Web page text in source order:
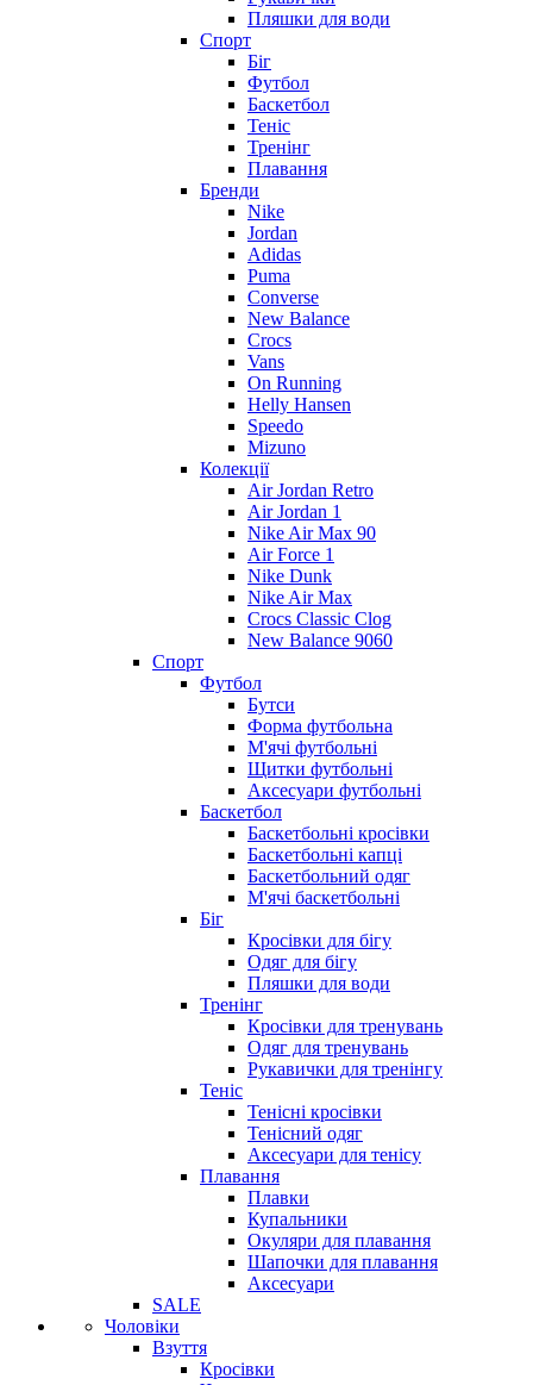
Пляшки для води
Спорт
Біг
Футбол
Баскетбол
Теніс
Тренінг
Плавання
Бренди
Nike
Jordan
Adidas
Puma
Converse
New Balance
Crocs
Vans
On Running
Helly Hansen
Speedo
Mizuno
Колекції
Air Jordan Retro
Air Jordan 1
Nike Air Max 90
Air Force 1
Nike Dunk
Nike Air Max
Crocs Classic Clog
New Balance 9060
Спорт
Футбол
Бутси
Форма футбольна
М'ячі футбольні
Щитки футбольні
Аксесуари футбольні
Баскетбол
Баскетбольні кросівки
Баскетбольні капці
Баскетбольний одяг
М'ячі баскетбольні
Біг
Кросівки для бігу
Одяг для бігу
Пляшки для води
Тренінг
Кросівки для тренувань
Одяг для тренувань
Рукавички для тренінгу
Теніс
Тенісні кросівки
Тенісний одяг
Аксесуари для тенісу
Плавання
Плавки
Купальники
Окуляри для плавання
Шапочки для плавання
Аксесуари
SALE
Чоловіки
Взуття
Кросівки